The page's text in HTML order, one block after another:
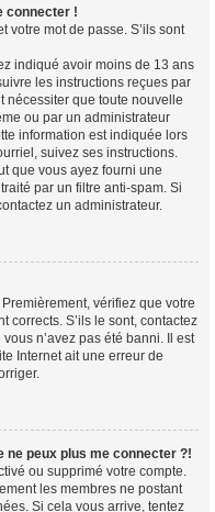
connecter !
votre mot de passe. S’ils sont
indiqué avoir moins de 13 ans
les instructions reçues par
nécessiter que toute nouvelle
ou par un administrateur
information est indiquée lors
suivez ses instructions.
que vous ayez fourni une
par un filtre anti-spam. Si
un administrateur.
vérifiez que votre
corrects. S’ils le sont, contactez
n’avez pas été banni. Il est
Internet ait une erreur de
peux plus me connecter ?!
ou supprimé votre compte.
les membres ne postant
Si cela vous arrive, tentez